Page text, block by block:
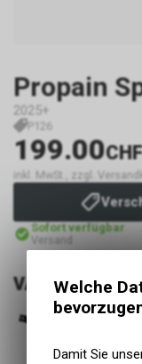
Propain
2025+
P126
199.00CHF
inkl. MwSt., zzgl.
Sofort verfügbar
Versand
VARIANTEN
Welche
Damit Sie